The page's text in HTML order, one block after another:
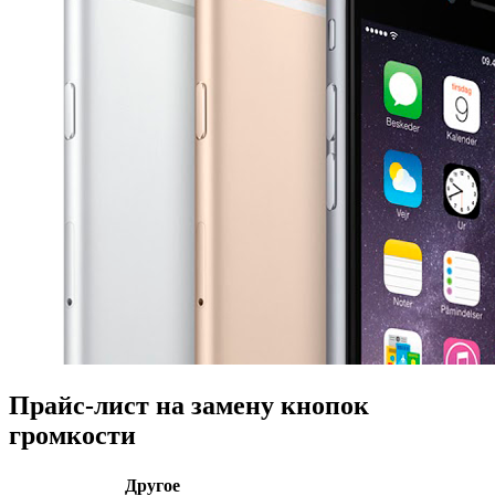
Прайс-лист на замену кнопок
громкости
Другое